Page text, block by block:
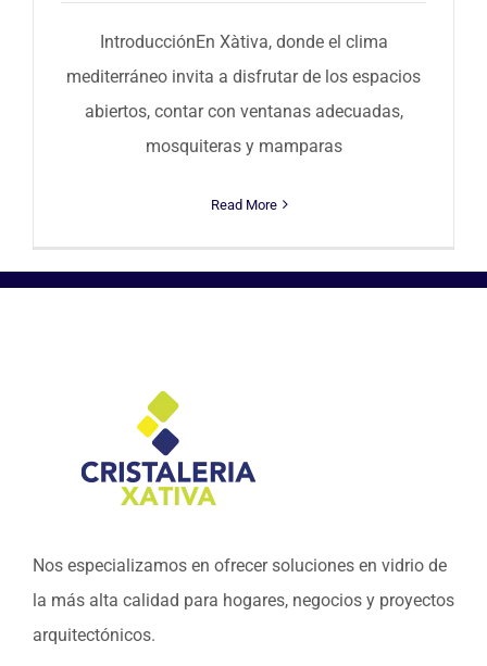
IntroducciónEn Xàtiva, donde el clima
mediterráneo invita a disfrutar de los espacios
abiertos, contar con ventanas adecuadas,
mosquiteras y mamparas
Read More
Nos especializamos en ofrecer soluciones en vidrio de
la más alta calidad para hogares, negocios y proyectos
arquitectónicos.